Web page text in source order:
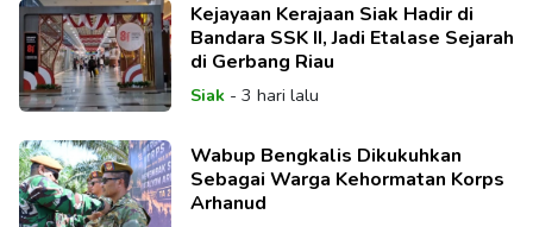
Kejayaan Kerajaan Siak Hadir di
Bandara SSK II, Jadi Etalase Sejarah
di Gerbang Riau
Siak- 3 hari lalu
Wabup Bengkalis Dikukuhkan
Sebagai Warga Kehormatan Korps
Arhanud